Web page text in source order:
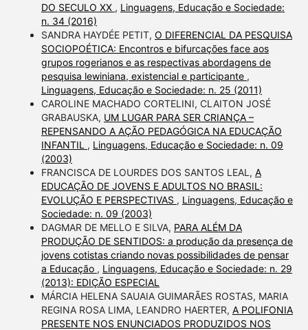
DO SECULO XX , Linguagens, Educação e Sociedade:
n. 34 (2016)
SANDRA HAYDÉE PETIT, O DIFERENCIAL DA PESQUISA
SOCIOPOÉTICA: Encontros e bifurcações face aos
grupos rogerianos e as respectivas abordagens de
pesquisa lewiniana, existencial e participante ,
Linguagens, Educação e Sociedade: n. 25 (2011)
CAROLINE MACHADO CORTELINI, CLAITON JOSÉ
GRABAUSKA, UM LUGAR PARA SER CRIANÇA –
REPENSANDO A AÇÃO PEDAGÓGICA NA EDUCAÇÃO
INFANTIL , Linguagens, Educação e Sociedade: n. 09
(2003)
FRANCISCA DE LOURDES DOS SANTOS LEAL, A
EDUCAÇÃO DE JOVENS E ADULTOS NO BRASIL:
EVOLUÇÃO E PERSPECTIVAS , Linguagens, Educação e
Sociedade: n. 09 (2003)
DAGMAR DE MELLO E SILVA, PARA ALÉM DA
PRODUÇÃO DE SENTIDOS: a produção da presença de
jovens cotistas criando novas possibilidades de pensar
a Educação , Linguagens, Educação e Sociedade: n. 29
(2013): EDIÇÃO ESPECIAL
MÁRCIA HELENA SAUAIA GUIMARÃES ROSTAS, MARIA
REGINA ROSA LIMA, LEANDRO HAERTER, A POLIFONIA
PRESENTE NOS ENUNCIADOS PRODUZIDOS NOS